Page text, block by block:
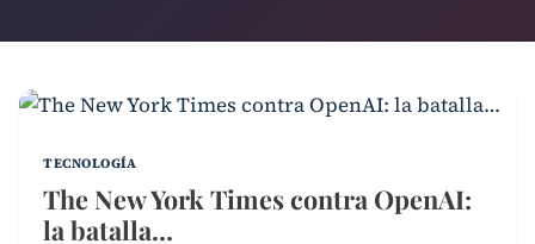
TECNOLOGÍA
The New York Times contra OpenAI:
la batalla…